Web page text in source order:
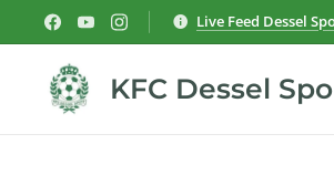
Live Feed Dessel
KFC Dessel